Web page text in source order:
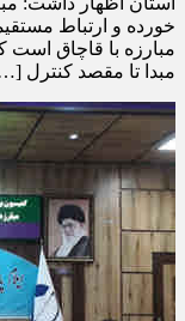
خورده و ارتباط
مبارزه با قاچاق
مبدا تا مقصد کنترل